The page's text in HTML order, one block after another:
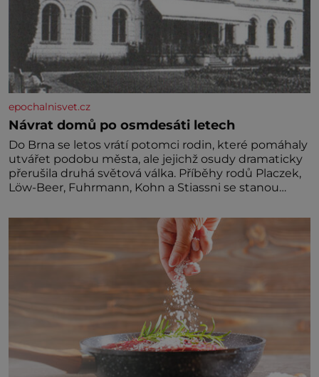
epochalnisvet.cz
Návrat domů po osmdesáti letech
Do Brna se letos vrátí potomci rodin, které pomáhaly
utvářet podobu města, ale jejichž osudy dramaticky
přerušila druhá světová válka. Příběhy rodů Placzek,
Löw-Beer, Fuhrmann, Kohn a Stiassni se stanou
židovské kultury ŠTETL FEST 2026. Některé návraty
nejsou jednoduché. Místa, která si člověk pamatuje z
rodinných vyprávění, už dávno